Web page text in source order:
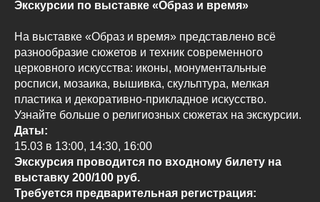
Экскурсии по выставке «Образ и время»
На выставке «Образ и время» представлено всё
разнообразие сюжетов и техник современного
церковного искусства: иконы, монументальные
росписи, мозаика, вышивка, скульптура, мелкая
пластика и декоративно-прикладное искусство.
Узнайте больше о религиозных сюжетах на экскурсии.
Даты:
15.03 в 13:00, 14:30, 16:00
Экскурсия проводится по входному билету на
выставку 200/100 руб.
Требуется предварительная регистрация: